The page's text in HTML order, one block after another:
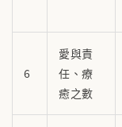
6
愛與責
任、療
癒之數